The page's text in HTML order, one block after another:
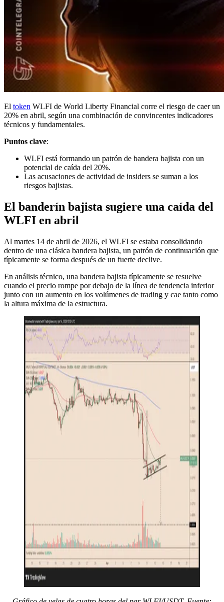
El token WLFI de World Liberty Financial corre el riesgo de caer un
20% en abril, según una combinación de convincentes indicadores
técnicos y fundamentales.
Puntos clave:
WLFI está formando un patrón de bandera bajista con un
potencial de caída del 20%.
Las acusaciones de actividad de insiders se suman a los
riesgos bajistas.
El banderín bajista sugiere una caída del
WLFI en abril
Al martes 14 de abril de 2026, el WLFI se estaba consolidando
dentro de una clásica bandera bajista, un patrón de continuación que
típicamente se forma después de un fuerte declive.
En análisis técnico, una bandera bajista típicamente se resuelve
cuando el precio rompe por debajo de la línea de tendencia inferior
junto con un aumento en los volúmenes de trading y cae tanto como
la altura máxima de la estructura.